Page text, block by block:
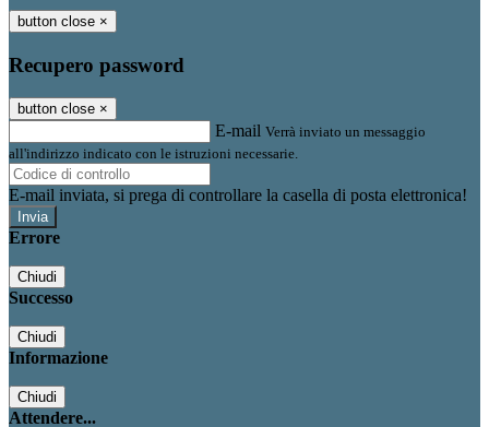
button close ×
Recupero password
button close ×
E-mail Verrà inviato un messaggio
all'indirizzo indicato con le istruzioni necessarie.
E-mail inviata, si prega di controllare la casella di posta elettronica!
Errore
Chiudi
Successo
Chiudi
Informazione
Chiudi
Attendere...